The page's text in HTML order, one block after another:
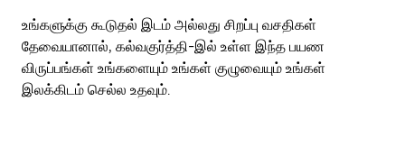
உங்களுக்கு கூடுதல் இடம் அல்லது சிறப்பு வசதிகள்
தேவையானால், கல்வகுர்த்தி-இல் உள்ள இந்த பயண
விருப்பங்கள் உங்களையும் உங்கள் குழுவையும் உங்கள்
இலக்கிடம் செல்ல உதவும்.